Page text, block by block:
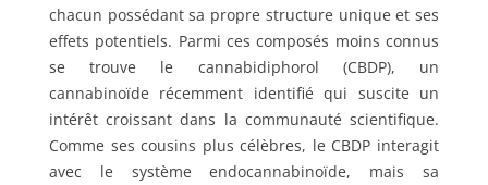
chacun possédant sa propre structure unique et ses
effets potentiels. Parmi ces composés moins connus
se trouve le cannabidiphorol (CBDP), un
cannabinoïde récemment identifié qui suscite un
intérêt croissant dans la communauté scientifique.
Comme ses cousins plus célèbres, le CBDP interagit
avec le système endocannabinoïde, mais sa